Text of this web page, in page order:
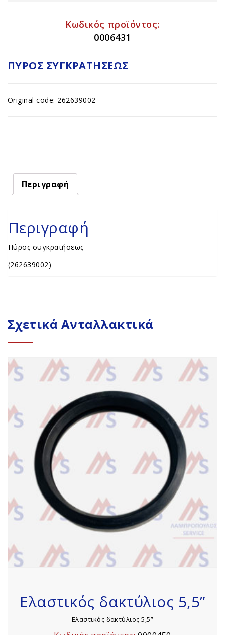
Κωδικός προϊόντος:
0006431
ΠΎΡΟΣ ΣΥΓΚΡΑΤΉΣΕΩΣ
Original code: 262639002
Περιγραφή
Περιγραφή
Πύρος συγκρατήσεως
(262639002)
Σχετικά Ανταλλακτικά
Ελαστικός δακτύλιος 5,5”
Ελαστικός δακτύλιος 5,5”